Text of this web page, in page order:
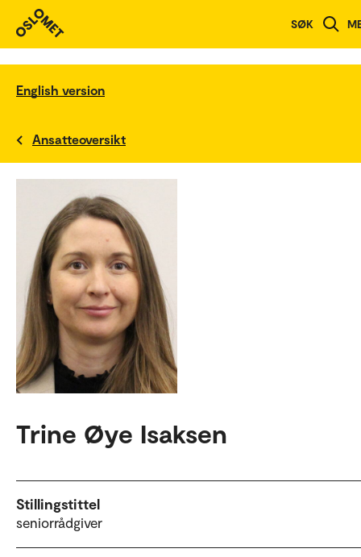
SØK
English version
Ansatteoversikt
Trine Øye Isaksen
Stillingstittel
seniorrådgiver